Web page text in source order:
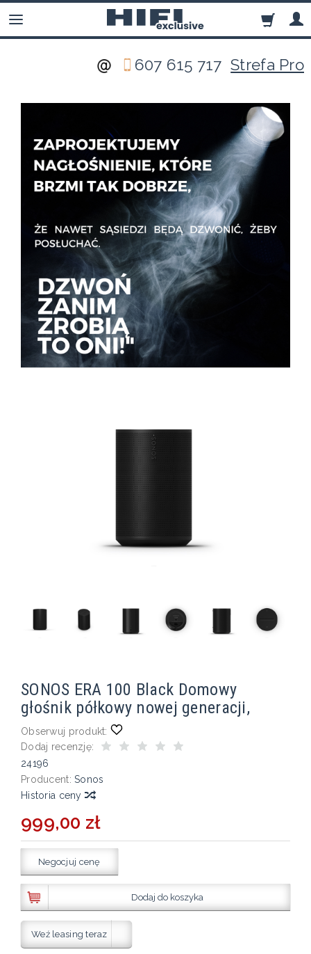
607 615 717Strefa Pro
SONOS ERA 100 Black Domowy
głośnik półkowy nowej generacji,
Obserwuj produkt:
Dodaj recenzję:
24196
Producent: Sonos
Historia ceny
999,00 zł
Negocjuj cenę
Dodaj do koszyka
Weź leasing teraz